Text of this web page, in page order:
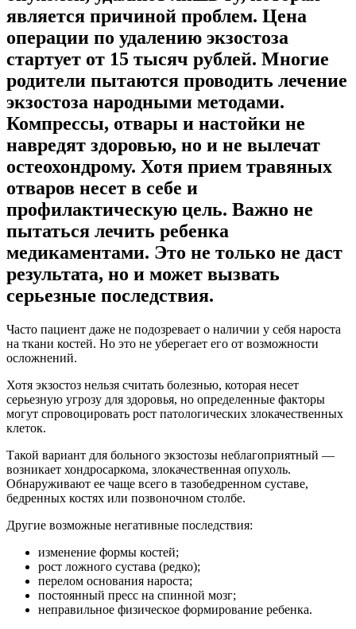
является причиной проблем. Цена
операции по удалению экзостоза
стартует от 15 тысяч рублей. Многие
родители пытаются проводить лечение
экзостоза народными методами.
Компрессы, отвары и настойки не
навредят здоровью, но и не вылечат
остеохондрому. Хотя прием травяных
отваров несет в себе и
профилактическую цель. Важно не
пытаться лечить ребенка
медикаментами. Это не только не даст
результата, но и может вызвать
серьезные последствия.
Часто пациент даже не подозревает о наличии у себя нароста
на ткани костей. Но это не уберегает его от возможности
осложнений.
Хотя экзостоз нельзя считать болезнью, которая несет
серьезную угрозу для здоровья, но определенные факторы
могут спровоцировать рост патологических злокачественных
клеток.
Такой вариант для больного экзостозы неблагоприятный —
возникает хондросаркома, злокачественная опухоль.
Обнаруживают ее чаще всего в тазобедренном суставе,
бедренных костях или позвоночном столбе.
Другие возможные негативные последствия:
изменение формы костей;
рост ложного сустава (редко);
перелом основания нароста;
постоянный пресс на спинной мозг;
неправильное физическое формирование ребенка.